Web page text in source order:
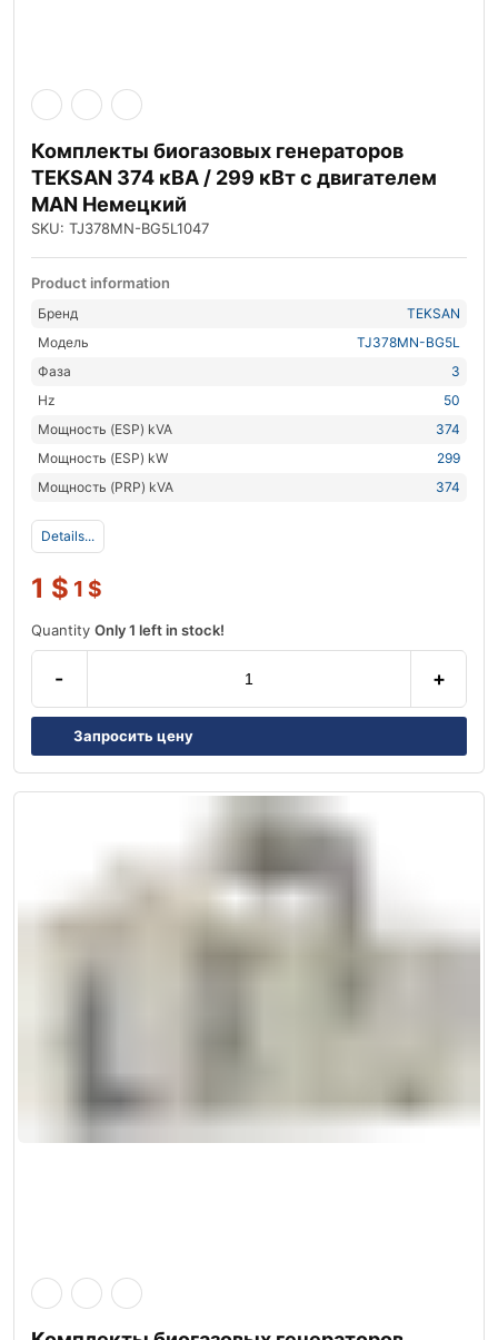
Комплекты биогазовых генераторов
TEKSAN 374 кВА / 299 кВт с двигателем
MAN Немецкий
SKU: TJ378MN-BG5L1047
Product information
Бренд
TEKSAN
Модель
TJ378MN-BG5L
Фаза
3
Hz
50
Мощность (ESP) kVA
374
Мощность (ESP) kW
299
Мощность (PRP) kVA
374
Details...
1 $ 1 $
Quantity Only 1 left in stock!
- +
Запросить цену